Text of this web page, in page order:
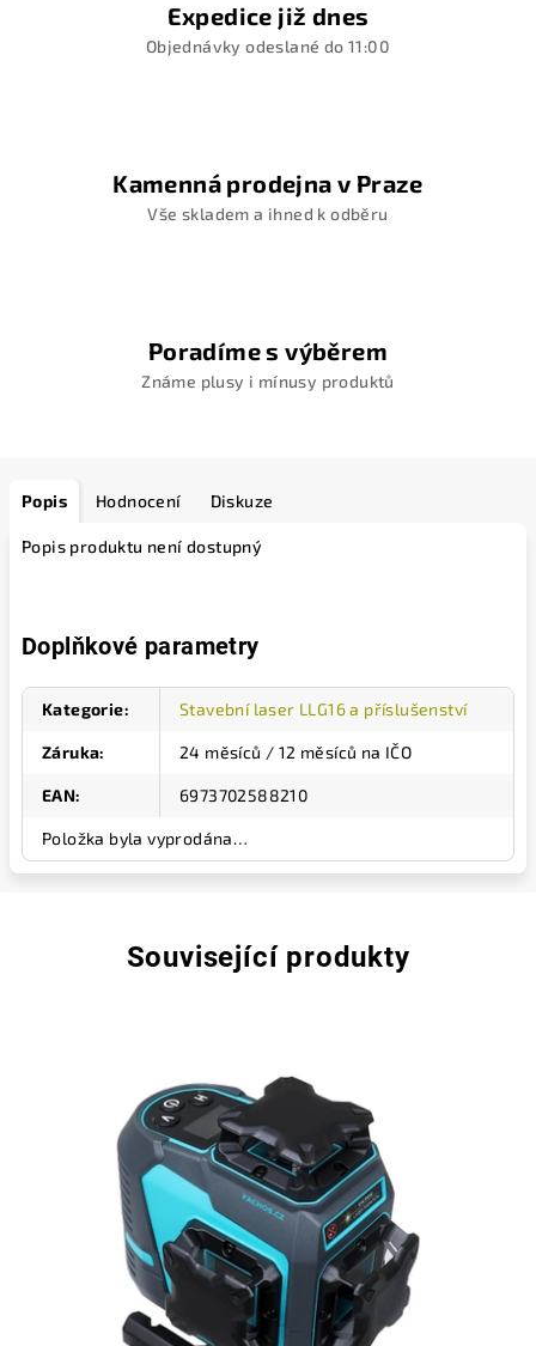
Expedice již dnes
Objednávky odeslané do 11:00
Kamenná prodejna v Praze
Vše skladem a ihned k odběru
Poradíme s výběrem
Známe plusy i mínusy produktů
Popis Hodnocení Diskuze
Popis produktu není dostupný
Doplňkové parametry
Kategorie: Stavební laser LLG16 a příslušenství
Záruka: 24 měsíců / 12 měsíců na IČO
EAN: 6973702588210
Položka byla vyprodána…
Související produkty